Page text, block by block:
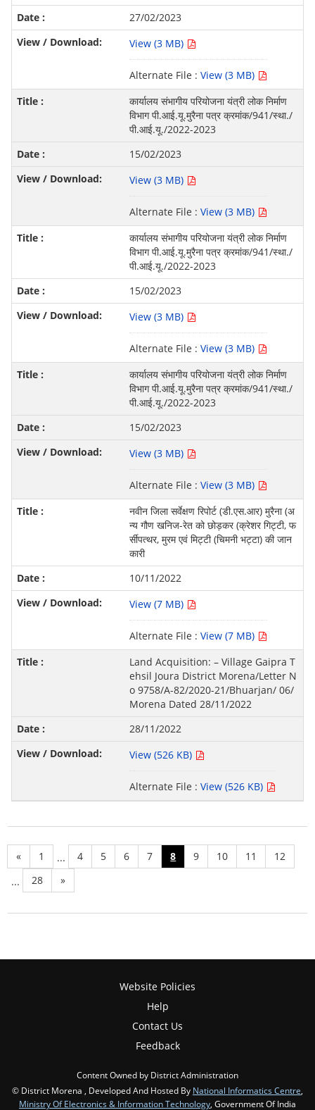
27/02/2023
View (3 MB)
Alternate File : View (3 MB)
कार्यालय संभागीय परियोजना यंत्री लोक निर्माण
विभाग पी.आई.यू.मुरैना पत्र क्रमांक/941/स्था./
पी.आई.यू./2022-2023
15/02/2023
View (3 MB)
Alternate File : View (3 MB)
कार्यालय संभागीय परियोजना यंत्री लोक निर्माण
विभाग पी.आई.यू.मुरैना पत्र क्रमांक/941/स्था./
पी.आई.यू./2022-2023
15/02/2023
View (3 MB)
Alternate File : View (3 MB)
कार्यालय संभागीय परियोजना यंत्री लोक निर्माण
विभाग पी.आई.यू.मुरैना पत्र क्रमांक/941/स्था./
पी.आई.यू./2022-2023
15/02/2023
View (3 MB)
Alternate File : View (3 MB)
नवीन जिला सर्वेक्षण रिपोर्ट (डी.एस.आर) मुरैना (अ
न्य गौण खनिज-रेत को छोड़कर (क्रेशर गिट्टी, फ
र्सीपत्थर, मुरम एवं मिट्टी (चिमनी भट्टा) की जान
कारी
10/11/2022
View (7 MB)
Alternate File : View (7 MB)
Land Acquisition: – Village Gaipra T
ehsil Joura District Morena/Letter N
o 9758/A-82/2020-21/Bhuarjan/ 06/
Morena Dated 28/11/2022
28/11/2022
View (526 KB)
Alternate File : View (526 KB)
« 1 ... 4 5 6 7 8 9 10 11
12
...
28 »
Website Policies
Help
Contact Us
Feedback
Content Owned by District Administration
© District Morena , Developed And Hosted By National Informatics Centre
Ministry Of Electronics & Information Technology , Government Of India